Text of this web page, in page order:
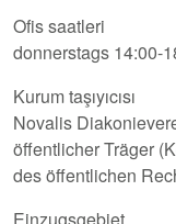
Ofis saatleri
donnerstags 14:00-
Kurum taşıyıcısı
Novalis
öffentlicher Träger
des öffentlichen
Einzugsgebiet